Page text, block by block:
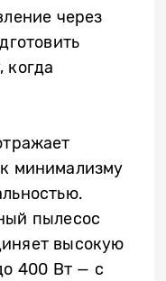
через
когда
минимализму
пылесос
высокую
400 Вт — с